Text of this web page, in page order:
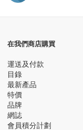
在我們商店購買
運送及付款
目錄
最新產品
特價
品牌
網誌
會員積分計劃